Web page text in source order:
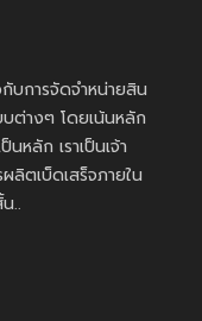
บการจัดจำหน่ายสิน
ต่างๆ โดยเน้นหลัก
หลัก เราเป็นเจ้า
ลิตเบ็ดเสร็จภายใน
..